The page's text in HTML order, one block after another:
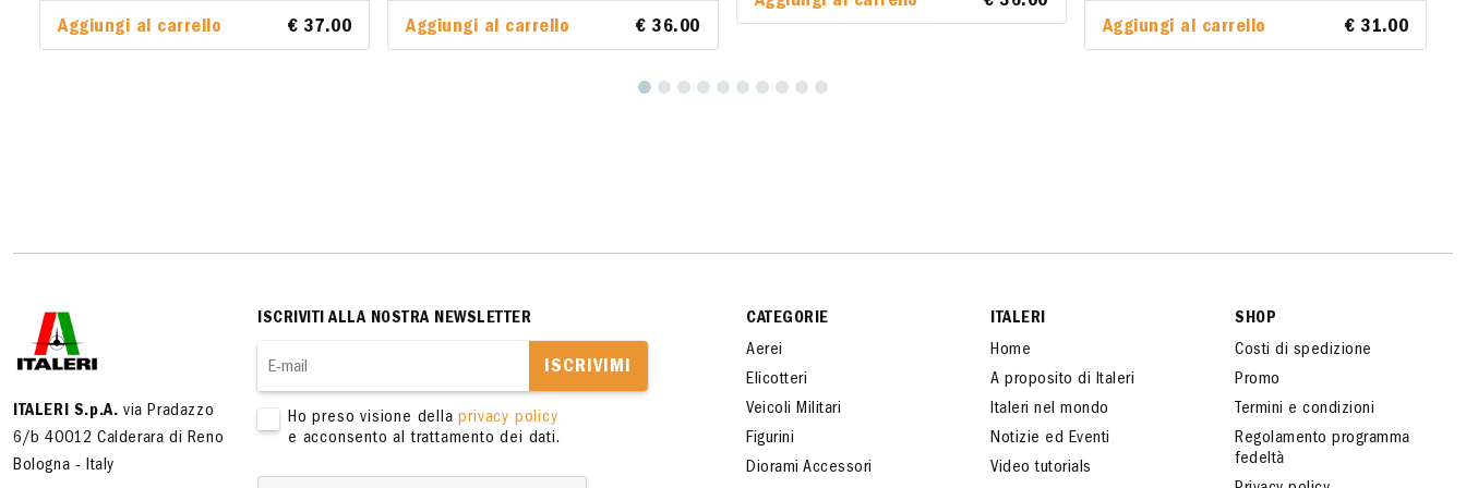
Aggiungi al carrello € 37.00 Aggiungi al carrello € 36.00 Aggiungi al carrello € 31.00
Aggiungi al carrello € 36.00 Aggiungi al carrello € 31.00
ITALERI S.p.A. via Pradazzo
6/b 40012 Calderara di Reno
Bologna - Italy
ISCRIVITI ALLA NOSTRA NEWSLETTER
ISCRIVIMI
Ho preso visione dellaprivacy policy
e acconsento al trattamento dei dati.
CATEGORIE
Aerei
Elicotteri
Veicoli Militari
Figurini
Diorami Accessori
ITALERI
Home
A proposito di Italeri
Italeri nel mondo
Notizie ed Eventi
Video tutorials
SHOP
Costi di spedizione
Promo
Termini e condizioni
Regolamento programma
fedeltà